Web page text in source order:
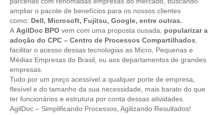
ampliar o pacote de benefícios para os nossos clientes
como: Dell, Microsoft, Fujitsu, Google, entre outras.
A AgilDoc BPO vem com uma proposta ousada, popularizar a
adoção do CPC – Centro de Processos Compartilhados
facilitar o acesso dessas tecnologias as Micro, Pequenas e
Médias Empresas do Brasil, ou aos departamentos de grandes
empresas.
Tudo por um preço acessível a qualquer porte de empresa,
flexível e do tamanho da sua necessidade, mais barato do que
ter funcionários e estrutura por conta dessas atividades.
AgilDoc – Simplificando Processos, Agilizando Resultados!